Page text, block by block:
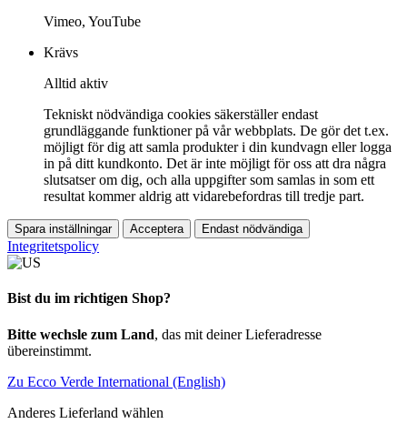
Vimeo, YouTube
Krävs
Alltid aktiv
Tekniskt nödvändiga cookies säkerställer endast
grundläggande funktioner på vår webbplats. De gör det t.ex.
möjligt för dig att samla produkter i din kundvagn eller logga
in på ditt kundkonto. Det är inte möjligt för oss att dra några
slutsatser om dig, och alla uppgifter som samlas in som ett
resultat kommer aldrig att vidarebefordras till tredje part.
Spara inställningar Acceptera Endast nödvändiga
Integritetspolicy
Bist du im richtigen Shop?
Bitte wechsle zum Land, das mit deiner Lieferadresse
übereinstimmt.
Zu Ecco Verde International (English)
Anderes Lieferland wählen